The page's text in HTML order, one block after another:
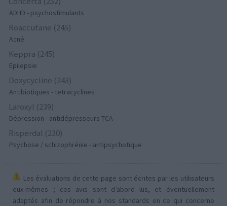
ADHD - psychostimulants
Roaccutane (245)
Acné
Keppra (245)
Epilepsie
Doxycycline (243)
Antibiotiques - tetracyclines
Laroxyl (239)
Dépression - antidépresseurs TCA
Risperdal (230)
Psychose / schizophrénie - antipsychotique
Les évaluations de cette page sont écrites par les utilisateurs
eux-mêmes ; ces avis sont d’abord lus, et éventuellement
adaptés afin de répondre à nos standards en ce qui concerne